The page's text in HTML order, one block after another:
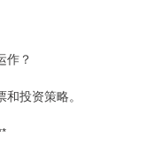
作？
投资策略。